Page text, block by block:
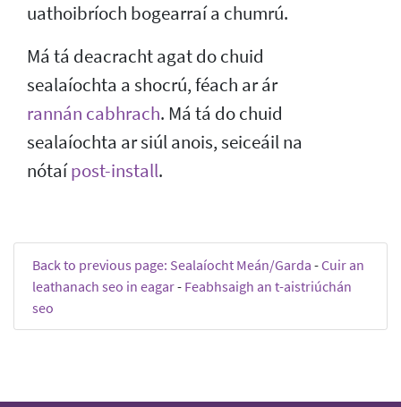
uathoibríoch bogearraí a chumrú.
Má tá deacracht agat do chuid
sealaíochta a shocrú, féach ar ár
rannán cabhrach. Má tá do chuid
sealaíochta ar siúl anois, seiceáil na
nótaípost-install.
Back to previous page: Sealaíocht Meán/Garda -Cuir an
leathanach seo in eagar- Feabhsaigh an t-aistriúchán
seo